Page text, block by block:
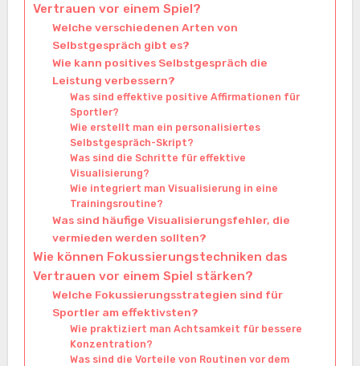
Vertrauen vor einem Spiel?
Welche verschiedenen Arten von
Selbstgespräch gibt es?
Wie kann positives Selbstgespräch die
Leistung verbessern?
Was sind effektive positive Affirmationen für
Sportler?
Wie erstellt man ein personalisiertes
Selbstgespräch-Skript?
Was sind die Schritte für effektive
Visualisierung?
Wie integriert man Visualisierung in eine
Trainingsroutine?
Was sind häufige Visualisierungsfehler, die
vermieden werden sollten?
Wie können Fokussierungstechniken das
Vertrauen vor einem Spiel stärken?
Welche Fokussierungsstrategien sind für
Sportler am effektivsten?
Wie praktiziert man Achtsamkeit für bessere
Konzentration?
Was sind die Vorteile von Routinen vor dem